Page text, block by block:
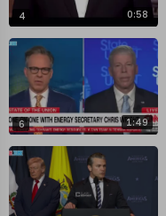
4 0:58
6 1:49